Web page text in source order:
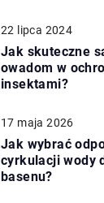
22 lipca 2024
Jak skuteczne
owadom w
insektami?
17 maja 2026
Jak wybrać
cyrkulacji wody
basenu?